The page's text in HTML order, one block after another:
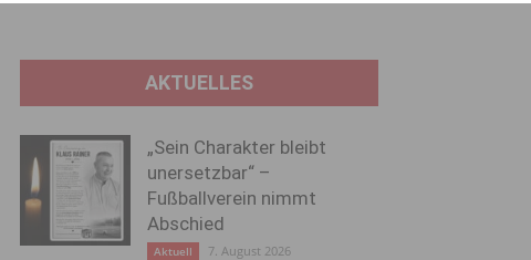
AKTUELLES
„Sein Charakter bleibt
unersetzbar“ –
Fußballverein nimmt
Abschied
Aktuell 7. August 2026